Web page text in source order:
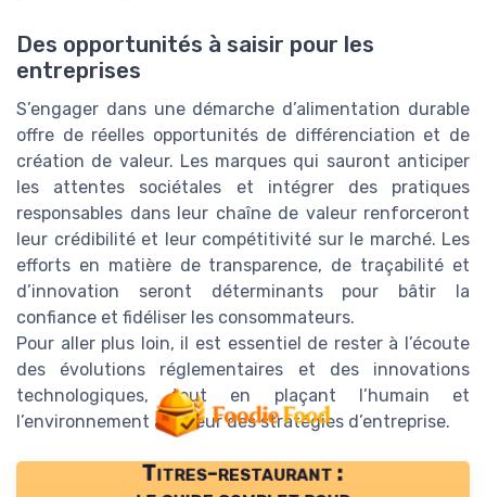
Des opportunités à saisir pour les
entreprises
S’engager dans une démarche d’alimentation durable
offre de réelles opportunités de différenciation et de
création de valeur. Les marques qui sauront anticiper
les attentes sociétales et intégrer des pratiques
responsables dans leur chaîne de valeur renforceront
leur crédibilité et leur compétitivité sur le marché. Les
efforts en matière de transparence, de traçabilité et
d’innovation seront déterminants pour bâtir la
confiance et fidéliser les consommateurs.
Pour aller plus loin, il est essentiel de rester à l’écoute
des évolutions réglementaires et des innovations
technologiques, tout en plaçant l’humain et
l’environnement au cœur des stratégies d’entreprise.
Titres-restaurant :